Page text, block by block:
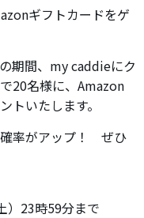
ギフトカードをゲ
期間、my caddieにク
20名様に、Amazon
トいたします。
率がアップ！ ぜひ
）23時59分まで